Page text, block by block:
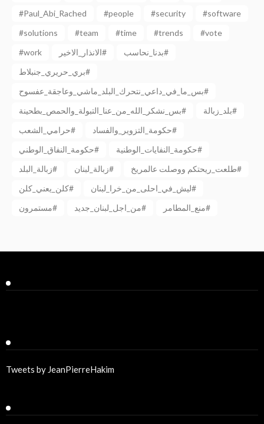
#Paul_Abi_Rached
#people #security
#software
#solutions
#team #time #trends
#vote
#work
الانذار_الاخير#
بدنا_نحاسب#
بري_حريري_جنبلاط#
بس_ما_في_داعي_نتحرك_البلد_ماشي_وعاجقة_عفسوح#
بس_نشكر_الله_من_عنا_التبولة_والحمص_بطحينة#
بلد_زبالة#
حرامي_الشعب#
حكومة_التزوير_والفساد#
حكومة_النفاق_الوطني#
حكومة_النفايات_الوطنية#
زبالة_البلد#
زبالة_لبنان#
طلعت_ريحتكم ووصلت عالمريخ#
كلن_يعني_كلن#
ليش_في_احلى_من_خرا_لبنان#
مستمرون#
من_اجل_لبنان_جديد# منع_المطامر#
Tweets by JeanPierreHakim